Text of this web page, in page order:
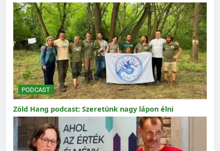
PODCAST
Zöld Hang podcast: Szeretünk nagy lápon élni